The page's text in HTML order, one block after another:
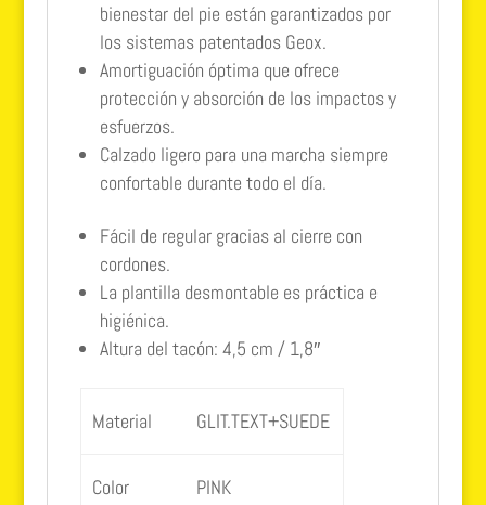
bienestar del pie están garantizados por
los sistemas patentados Geox.
Amortiguación óptima que ofrece
protección y absorción de los impactos y
esfuerzos.
Calzado ligero para una marcha siempre
confortable durante todo el día.
Fácil de regular gracias al cierre con
cordones.
La plantilla desmontable es práctica e
higiénica.
Altura del tacón: 4,5 cm / 1,8″
Material GLIT.TEXT+SUEDE
Color PINK